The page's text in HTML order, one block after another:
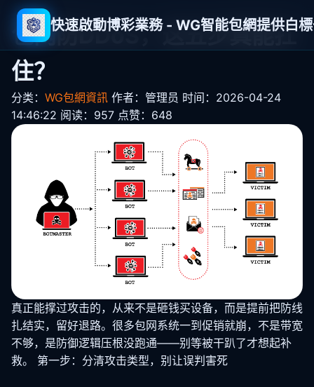
快速啟動博彩業務 - WG智能包網提供白
包网防DDoS，这五步真能扛
住？
分类： WG包網資訊 作者：管理员 时间：2026-04-24
14:46:22 阅读：957 点赞：648
真正能撑过攻击的，从来不是砸钱买设备，而是提前把防线
扎结实，留好退路。很多包网系统一到促销就崩，不是带宽
不够，是防御逻辑压根没跑通——别等被干趴了才想起补
救。 第一步：分清攻击类型，别让误判害死